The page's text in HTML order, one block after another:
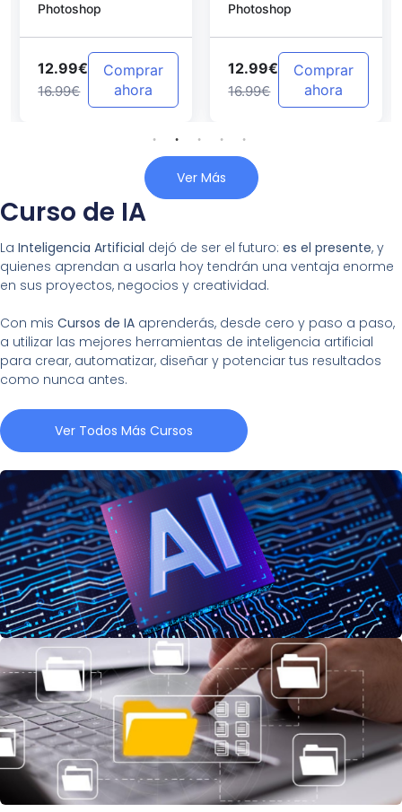
Photoshop
Photoshop
12.99€
16.99€
Comprar
ahora
Photoshop
12.99€
16.99€
Comprar
ahora
Ver Más
Curso de IA
La Inteligencia Artificial dejó de ser el futuro: es el presente, y
quienes aprendan a usarla hoy tendrán una ventaja enorme
en sus proyectos, negocios y creatividad.
Con mis Cursos de IA aprenderás, desde cero y paso a paso,
a utilizar las mejores herramientas de inteligencia artificial
para crear, automatizar, diseñar y potenciar tus resultados
como nunca antes.
Ver Todos Más Cursos